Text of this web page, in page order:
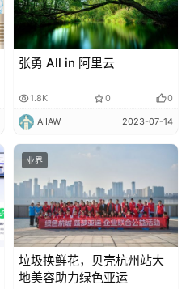
张勇 All in 阿里云
1.8K 0 0
AIIAW 2023-07-14
业界
垃圾换鲜花，贝壳杭州站大
地美容助力绿色亚运